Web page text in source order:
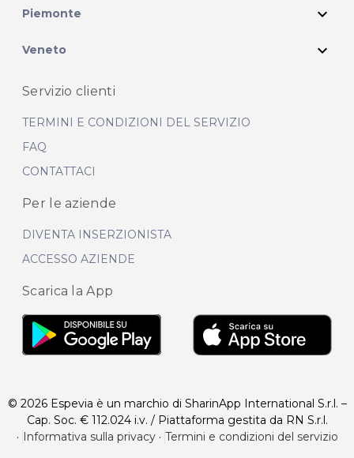
Piemonte expand_more
Veneto expand_more
Servizio clienti
TERMINI E CONDIZIONI DEL SERVIZIO
FAQ
CONTATTACI
Per le aziende
DIVENTA INSERZIONISTA
ACCESSO AZIENDE
Scarica la App
© 2026 Espevia è un marchio di SharinApp International S.r.l. –
Cap. Soc. € 112.024 i.v. / Piattaforma gestita da RN S.r.l.
· Informativa sulla privacy· Termini e condizioni del servizio